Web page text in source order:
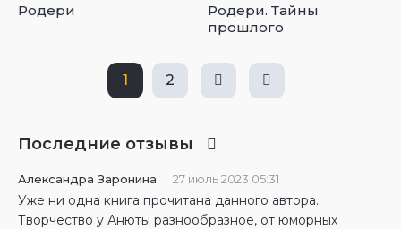
Родери
Родери. Тайны
прошлого
1 2
Последние отзывы
Александра Заронина 27 июль 2023 05:31
Уже ни одна книга прочитана данного автора.
Творчество у Анюты разнообразное, от юморных